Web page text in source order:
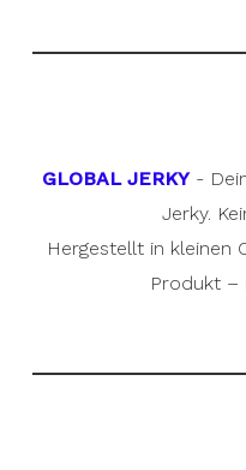
GLOBAL JERKY-
Jerky.
Hergestellt in kleinen
Produkt –